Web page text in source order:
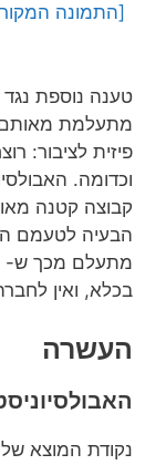
[התמונה
טענה נוספת
מתעלמת מאותם
פיזית לציבור:
וכדומה.
קבוצה קטנה
הבעיה לטעמם
בכלא, ואין
העשרה
נקודת המוצא